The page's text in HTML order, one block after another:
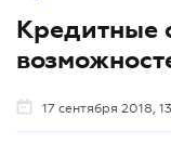
Кредитные
17 сентября 2018,